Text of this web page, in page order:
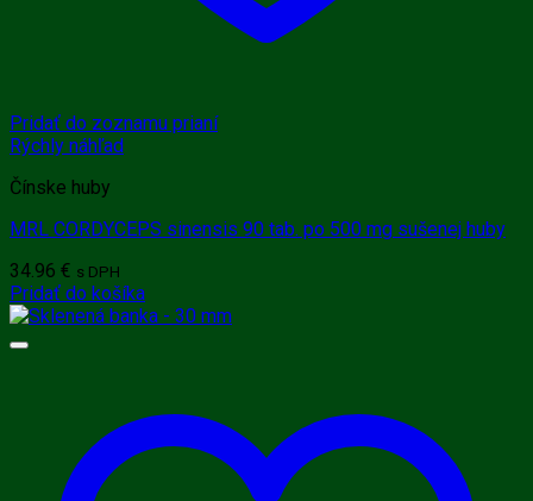
Pridať do zoznamu prianí
Rýchly náhľad
Čínske huby
MRL CORDYCEPS sinensis 90 tab. po 500 mg sušenej huby
34.96 € s DPH
Pridať do košíka